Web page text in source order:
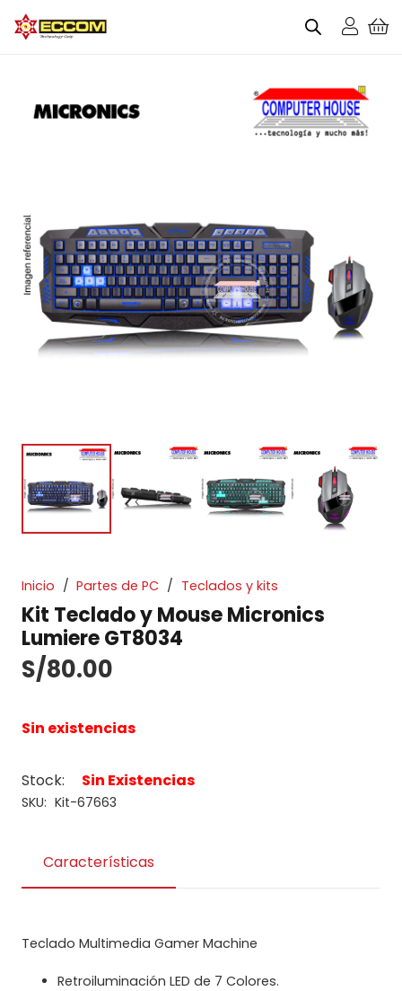
Inicio / Partes de PC / Teclados y kits
Kit Teclado y Mouse Micronics
Lumiere GT8034
S/80.00
Sin existencias
Stock: Sin Existencias
SKU: Kit-67663
Características
Teclado Multimedia Gamer Machine
Retroiluminación LED de 7 Colores.